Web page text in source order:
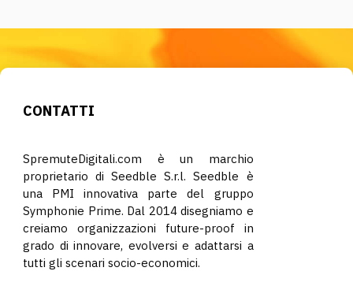
CONTATTI
SpremuteDigitali.com è un marchio
proprietario di Seedble S.r.l. Seedble è
una PMI innovativa parte del gruppo
Symphonie Prime. Dal 2014 disegniamo e
creiamo organizzazioni future-proof in
grado di innovare, evolversi e adattarsi a
tutti gli scenari socio-economici.